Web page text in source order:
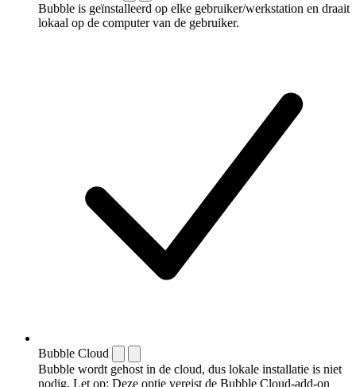
Bubble is geïnstalleerd op elke gebruiker/werkstation en draait
lokaal op de computer van de gebruiker.
Bubble Cloud
Bubble wordt gehost in de cloud, dus lokale installatie is niet
nodig. Let op: Deze optie vereist de Bubble Cloud-add-on